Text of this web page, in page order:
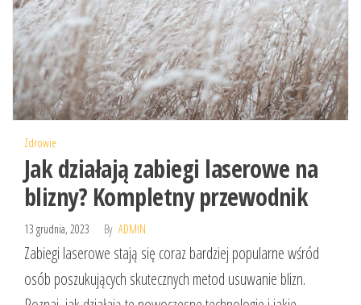
Zdrowie
Jak działają zabiegi laserowe na
blizny? Kompletny przewodnik
13 grudnia, 2023 By ADMIN
Zabiegi laserowe stają się coraz bardziej popularne wśród
osób poszukujących skutecznych metod usuwanie blizn.